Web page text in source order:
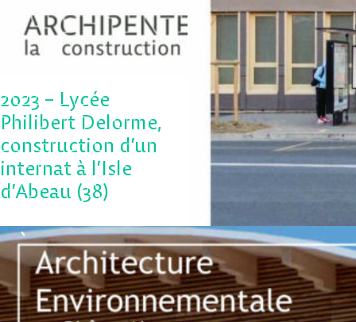
2023 – Lycée
Philibert Delorme,
construction d’un
internat à l’Isle
d’Abeau (38)